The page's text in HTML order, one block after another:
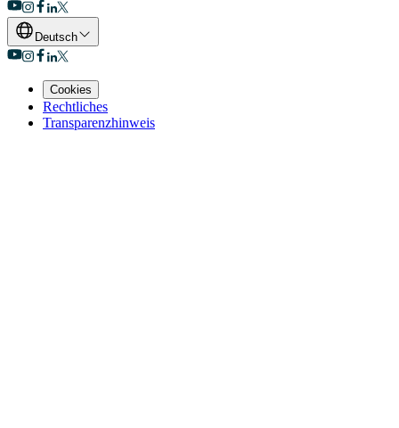
Deutsch
Cookies
Rechtliches
Transparenzhinweis